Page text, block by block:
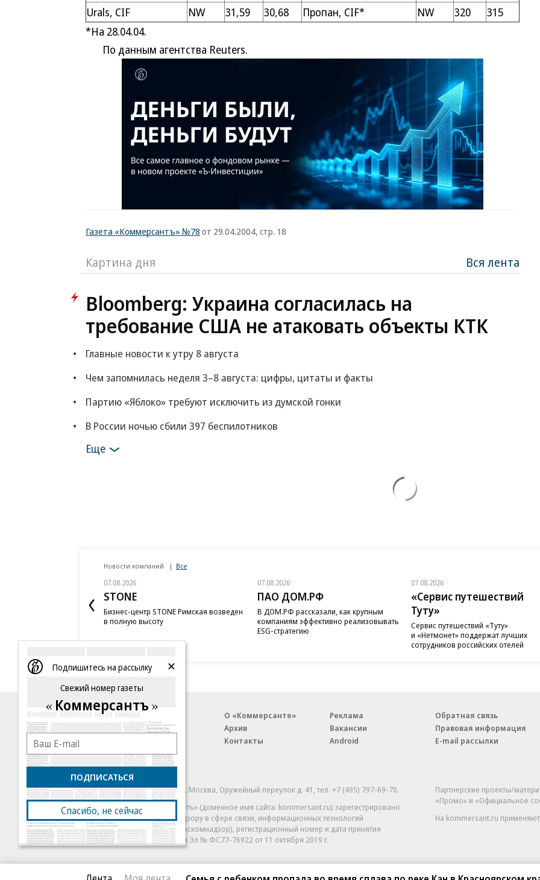
Urals, CIF
NW 31,59 30,68 Пропан, CIF* NW 320
315
*На 28.04.04.
По данным агентства Reuters.
Газета «Коммерсантъ» №78 от 29.04.2004, стр. 18
Картина дня Вся лента
Bloomberg: Украина согласилась на
требование США не атаковать объекты КТК
Главные новости к утру 8 августа
Чем запомнилась неделя 3–8 августа: цифры, цитаты и факты
Партию «Яблоко» требуют исключить из думской гонки
В России ночью сбили 397 беспилотников
Еще
Новости компаний Все
07.08.2026
STONE
Бизнес-центр STONE Римская возведен
в полную высоту
07.08.2026
ПАО ДОМ.РФ
В ДОМ.РФ рассказали, как крупным
компаниям эффективно реализовывать
ESG-стратегию
07.08.2026
«Сервис путешествий
Туту»
Сервис путешествий «Туту»
и «Нетмонет» поддержат лучших
сотрудников российских отелей
Благотворительный фонд
О «Коммерсанте»
Архив
Контакты
Реклама
Вакансии
Android
Обратная связь
Правовая информация
E-mail рассылки
© АО «Коммерсантъ». 127006, Москва, Оружейный переулок д. 41,тел. +7 (495) 797-69-70.
Сетевое издание «Коммерсантъ» (доменное имя сайта: kommersant.ru) зарегистрировано
Федеральной службой по надзору в сфере связи, информационных технологий
и массовых коммуникаций (Роскомнадзор), регистрационный номер и дата принятия
решения о регистрации: серия Эл № ФС77-76922 от 11 октября 2019 г.
Партнерские проекты/
«Промо» и «Официальное
На kommersant.ru
Подпишитесь на рассылку
Свежий номер газеты
Коммерсантъ
ПОДПИСАТЬСЯ
Спасибо, не сейчас